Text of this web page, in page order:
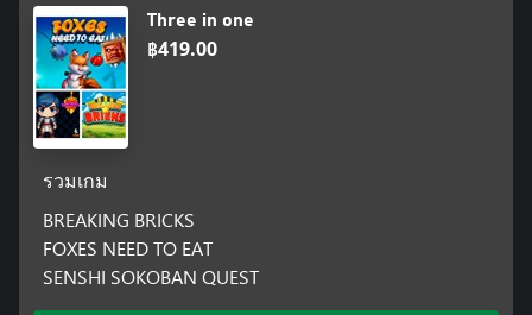
Three in one
฿419.00
รวมเกม
BREAKING BRICKS
FOXES NEED TO EAT
SENSHI SOKOBAN QUEST